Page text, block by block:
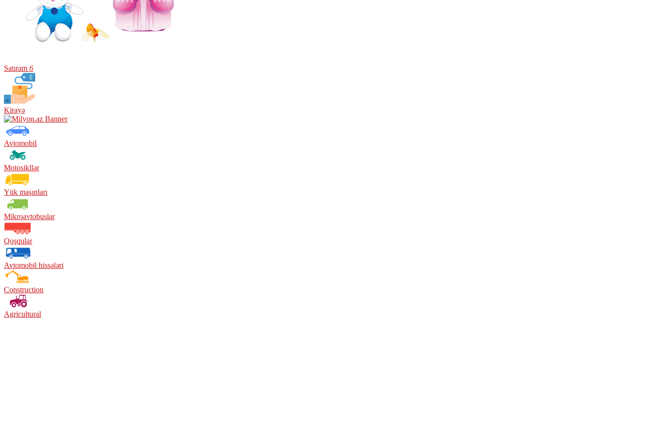
Satıram 6
Kirayə
Avtomobil
Motosikllər
Yük maşınları
Mikroavtobuslar
Qoşqular
Avtomobil hissələri
Construction
Agricultural